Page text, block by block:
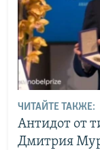
ЧИТАЙТЕ ТАКЖЕ:
Антидот от
Дмитрия